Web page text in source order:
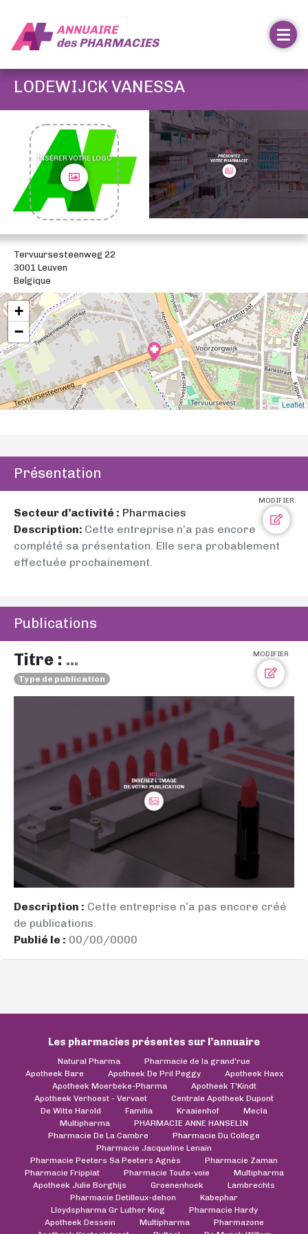
ANNUAIRE
desPHARMACIES
LODEWIJCK VANESSA
INSÉRER VOTRE LOGO
Tervuursesteenweg 22
3001 Leuven
Belgique
+
−
Leaflet
Présentation
MODIFIER
Secteur d’activité : Pharmacies
Description: Cette entreprise n’a pas encore
complété sa présentation. Elle sera probablement
effectuée prochainement.
Publications
MODIFIER
Titre : ...
Type de publication
Description : Cette entreprise n’a pas encore créé
de publications.
Publié le : 00/00/0000
Les pharmacies présentes sur l’annuaire
Natural Pharma
Pharmacie de la grand'rue
Apotheek Bare
Apotheek De Pril Peggy
Apotheek Haex
Apotheek Moerbeke-Pharma
Apotheek T'Kindt
Apotheek Verhoest - Vervaet
Centrale Apotheek Dupont
De Witte Harold
Familia Kraaienhof
Mecla
Multipharma
PHARMACIE ANNE HANSELIN
Pharmacie De La Cambre
Pharmacie Du College
Pharmacie Jacqueline Lenain
Pharmacie Peeters Sa Peeters Agnès
Pharmacie Zaman
Pharmacie Frippiat
Pharmacie Toute-voie
Multipharma
Apotheek Julie Borghijs
Groenenhoek
Lambrechts
Pharmacie Detilleux-dehon
Kabephar
Lloydspharma Gr Luther King
Pharmacie Hardy
Apotheek Dessein
Multipharma
Pharmazone